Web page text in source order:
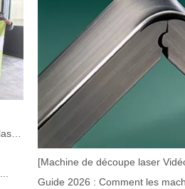
le ton professionnel et
[Machine de découpe laser